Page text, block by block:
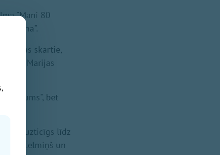
"Mani 80
"Luna".
skartie,
"Marijas
klusums", bet
"Esi uzticīgs līdz
Celmiņš un